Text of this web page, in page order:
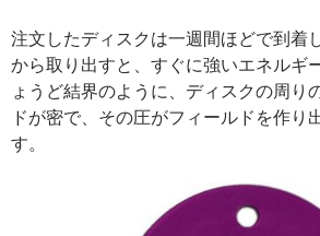
注文したディスクは一週間ほどで到着
から取り出すと、すぐに強いエネルギ
ょうど結界のように、ディスクの周り
ドが密で、その圧がフィールドを作り
す。